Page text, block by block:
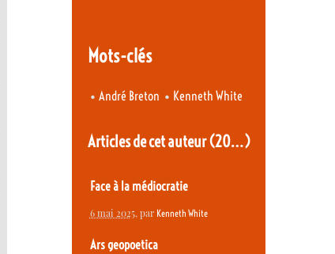
Mots-clés
• André Breton • Kenneth White
Articles de cet auteur(20…)
Face à la médiocratie
6 mai 2025, par Kenneth White
Ars geopoetica